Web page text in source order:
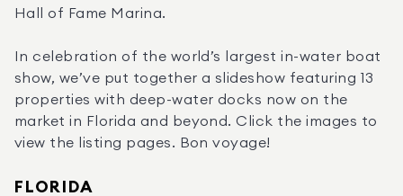
Hall of Fame Marina.
In celebration of the world’s largest in-water boat
show, we’ve put together a slideshow featuring 13
properties with deep-water docks now on the
market in Florida and beyond. Click the images to
view the listing pages. Bon voyage!
FLORIDA